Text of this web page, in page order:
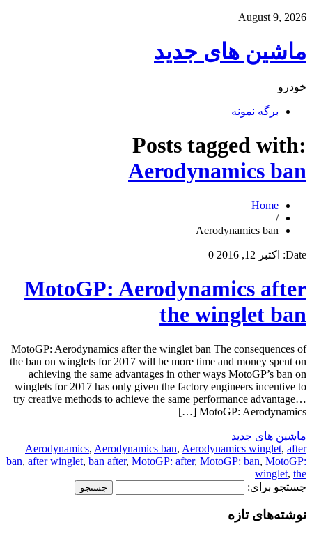
August 9, 2026
ماشین های جدید
خودرو
برگه نمونه
Posts tagged with:
Aerodynamics ban
Home
/
Aerodynamics ban
Date: اکتبر 12, 2016 0
MotoGP: Aerodynamics after
the winglet ban
MotoGP: Aerodynamics after the winglet ban The consequences of
the ban on winglets for 2017 will be more time and money spent on
achieving the same advantages in other ways MotoGP’s ban on
winglets for 2017 has only given the factory engineers incentive to
try creative methods to achieve the same performance advantage…
MotoGP: Aerodynamics […]
ماشین های جدید
Aerodynamics, Aerodynamics ban, Aerodynamics winglet, after
ban, after winglet, ban after, MotoGP: after, MotoGP: ban, MotoGP:
winglet, the
جستجو برای:
نوشته‌های تازه